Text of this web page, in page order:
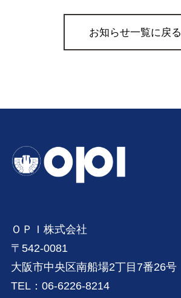
お知らせ一覧に戻る
ＯＰＩ株式会社
〒542-0081
大阪市中央区南船場2丁目7番26号
TEL：06-6226-8214